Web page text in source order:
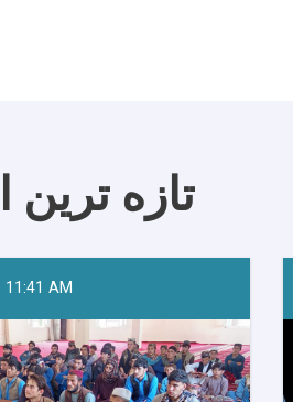
تازه ترین
AM